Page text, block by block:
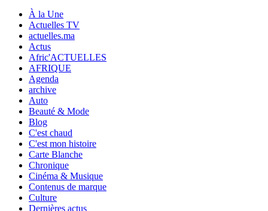
À la Une
Actuelles TV
actuelles.ma
Actus
Afric'ACTUELLES
AFRIQUE
Agenda
archive
Auto
Beauté & Mode
Blog
C'est chaud
C'est mon histoire
Carte Blanche
Chronique
Cinéma & Musique
Contenus de marque
Culture
Dernières actus